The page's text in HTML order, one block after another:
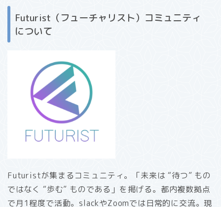
Futurist（フューチャリスト）コミュニティ
について
Futuristが集まるコミュニティ。「未来は “待つ” もの
ではなく “歩む” ものである」を掲げる。都内複数拠点
で月1程度で活動。slackやZoomでは日常的に交流。現